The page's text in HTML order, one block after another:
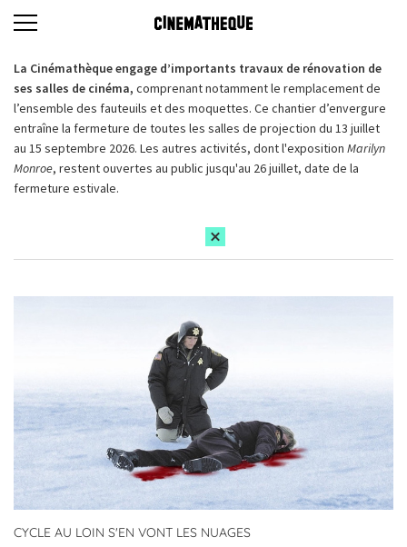
La Cinémathèque engage d’importants travaux de rénovation de
ses salles de cinéma, comprenant notamment le remplacement de
l’ensemble des fauteuils et des moquettes. Ce chantier d’envergure
entraîne la fermeture de toutes les salles de projection du 13 juillet
au 15 septembre 2026. Les autres activités, dont l'exposition Marilyn
Monroe, restent ouvertes au public jusqu'au 26 juillet, date de la
fermeture estivale.
CYCLE AU LOIN S'EN VONT LES NUAGES